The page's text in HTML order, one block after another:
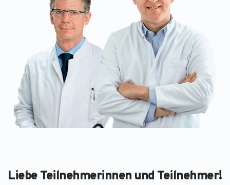
Liebe Teilnehmerinnen und Teilnehmer!